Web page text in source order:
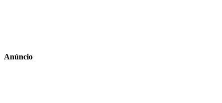
Anúncio